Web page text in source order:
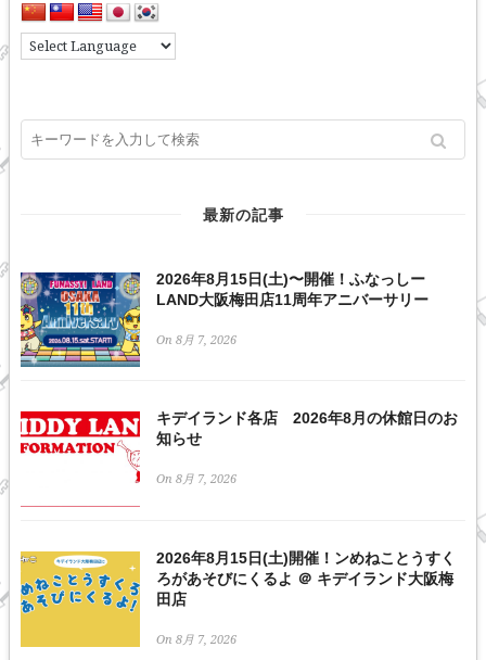
最新の記事
2026年8月15日(土)〜開催！ふなっしー
LAND大阪梅田店11周年アニバーサリー
On 8月 7, 2026
キデイランド各店 2026年8月の休館日のお
知らせ
On 8月 7, 2026
2026年8月15日(土)開催！ンめねことうすく
ろがあそびにくるよ ＠ キデイランド大阪梅
田店
On 8月 7, 2026